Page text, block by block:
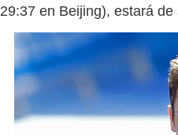
29:37 en Beijing), estará